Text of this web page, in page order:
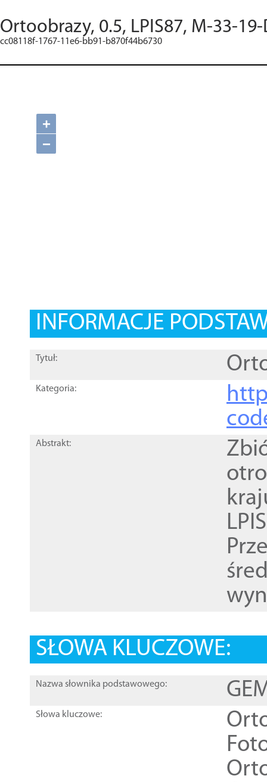
Ortoobrazy, 0.5, LPIS87, M-33-
cc08118f-1767-11e6-bb91-b870f44b6730
+
−
INFORMACJE
Tytuł:
Kategoria:
Abstrakt:
SŁOWA KLUCZOWE:
Nazwa słownika podstawowego:
Słowa kluczowe: